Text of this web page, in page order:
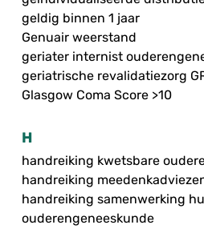
geldig binnen 1 jaar
Genuair weerstand
geriater internist
geriatrische revalidatiezorg
Glasgow Coma Score >10
H
handreiking kwetsbare
handreiking
handreiking samenwerking
ouderengeneeskunde